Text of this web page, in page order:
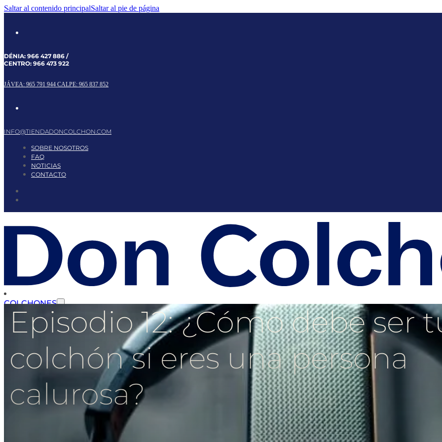
Saltar al contenido principalSaltar al pie de página
DÉNIA: 966 427 886 /
CENTRO: 966 473 922
JÁVEA: 965 791 944 CALPE: 965 837 852
INFO@TIENDADONCOLCHON.COM
SOBRE NOSOTROS
FAQ
NOTICIAS
CONTACTO
COLCHONES
CABECEROS
Episodio 12: ¿Cómo debe ser
colchón si eres una persona
calurosa?